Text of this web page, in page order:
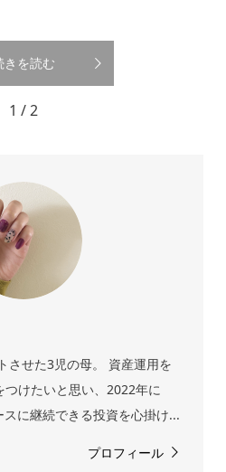
きを読む
1 / 2
させた3児の母。 資産運用を
けたいと思い、2022年に
スに継続できる投資を心掛け...
プロフィール